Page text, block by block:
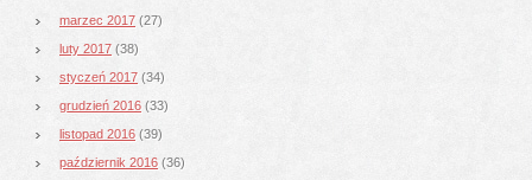
marzec 2017 (27)
luty 2017 (38)
styczeń 2017 (34)
grudzień 2016 (33)
listopad 2016 (39)
październik 2016 (36)